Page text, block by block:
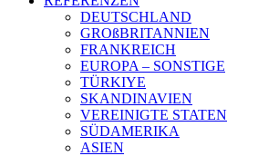
DEUTSCHLAND
GROßBRITANNIEN
FRANKREICH
EUROPA – SONSTIGE
TÜRKIYE
SKANDINAVIEN
VEREINIGTE STATEN
SÜDAMERIKA
ASIEN